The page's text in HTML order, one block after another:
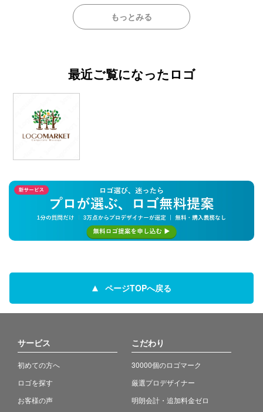
もっとみる
最近ご覧になったロゴ
ページTOPへ戻る
サービス
初めての方へ
ロゴを探す
お客様の声
こだわり
30000個のロゴマーク
厳選プロデザイナー
明朗会計・追加料金ゼロ